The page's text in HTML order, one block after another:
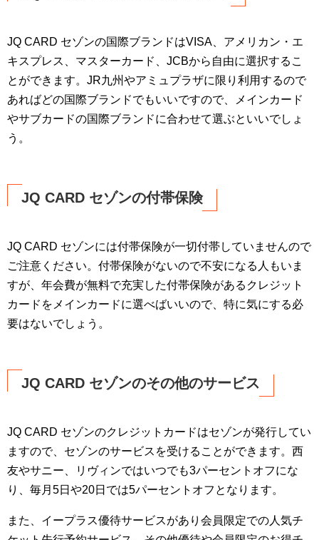
JQ CARD セゾンの国際ブランドはVISA、アメリカン・エ
キスプレス、マスターカード、JCBから自由に選択するこ
とができます。JR九州やアミュプラザに限り利用するので
あればどの国際ブランドでもいいですので、メインカード
やサブカードの国際ブランドに合わせて選ぶといいでしょ
う。
JQ CARD セゾンの付帯保険
JQ CARD セゾンには付帯保険が一切付帯していませんので
ご注意ください。付帯保険がないので不安になる人もいま
すが、年会費が無料で充実した付帯保険があるクレジット
カードをメインカードに選べばいいので、特に気にする必
要はないでしょう。
JQ CARD セゾンのその他のサービス
JQ CARD セゾンのクレジットカードはセゾンが発行してい
ますので、セゾンのサービスを受けることができます。西
友やサニー、リヴィンではいつでも3パーセントオフにな
り、毎月5日や20日では5パーセントオフとなります。
また、イープラス優待サービスがあり会員限定での人気チ